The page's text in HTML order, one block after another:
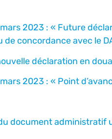
2023 : « Future
concordance avec le
déclaration en
2023 : « Point
document administratif